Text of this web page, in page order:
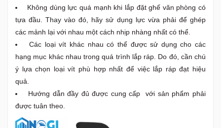
Không dùng lực quá mạnh khi lắp đặt ghế văn phòng có
tựa đầu. Thay vào đó, hãy sử dụng lực vừa phải để ghép
các mảnh lại với nhau một cách nhịp nhàng nhất có thể.
Các loại vít khác nhau có thể được sử dụng cho các
hạng mục khác nhau trong quá trình lắp ráp. Do đó, cần chú
ý lựa chọn loại vít phù hợp nhất để việc lắp ráp đạt hiệu
quả.
Hướng dẫn đầy đủ được cung cấp với sản phẩm phải
được tuân theo.